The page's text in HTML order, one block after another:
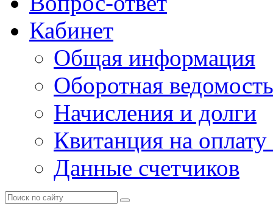
Кабинет
Общая информация
Оборотная ведомость
Начисления и долги
Квитанция на
Данные счетчиков